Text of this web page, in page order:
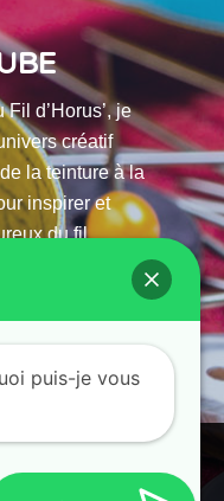
d’Horus’, je
créatif
la teinture à la
inspirer et
du fil.
Rights Reserved |
à parcourir ce site, vous
puis-je vous